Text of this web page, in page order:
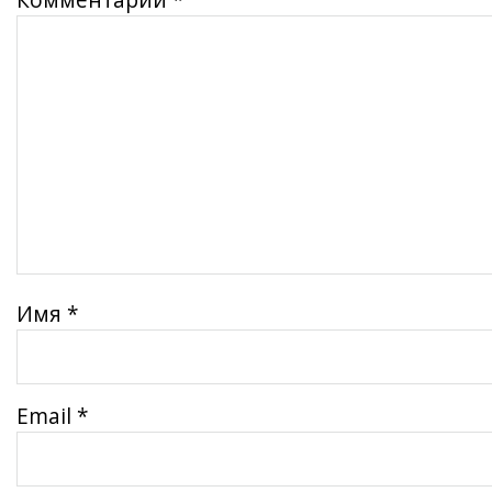
Имя *
Email *